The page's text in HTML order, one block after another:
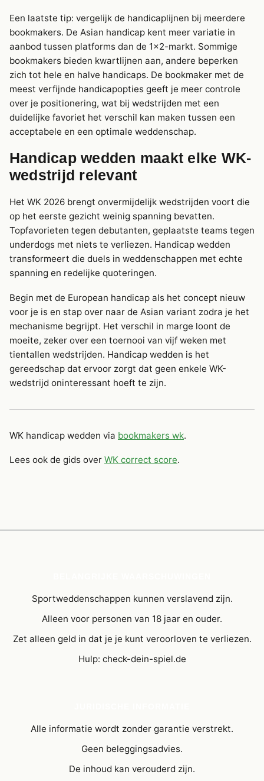
Een laatste tip: vergelijk de handicaplijnen bij meerdere
bookmakers. De Asian handicap kent meer variatie in
aanbod tussen platforms dan de 1×2-markt. Sommige
bookmakers bieden kwartlijnen aan, andere beperken
zich tot hele en halve handicaps. De bookmaker met de
meest verfijnde handicapopties geeft je meer controle
over je positionering, wat bij wedstrijden met een
duidelijke favoriet het verschil kan maken tussen een
acceptabele en een optimale weddenschap.
Handicap wedden maakt elke WK-
wedstrijd relevant
Het WK 2026 brengt onvermijdelijk wedstrijden voort die
op het eerste gezicht weinig spanning bevatten.
Topfavorieten tegen debutanten, geplaatste teams tegen
underdogs met niets te verliezen. Handicap wedden
transformeert die duels in weddenschappen met echte
spanning en redelijke quoteringen.
Begin met de European handicap als het concept nieuw
voor je is en stap over naar de Asian variant zodra je het
mechanisme begrijpt. Het verschil in marge loont de
moeite, zeker over een toernooi van vijf weken met
tientallen wedstrijden. Handicap wedden is het
gereedschap dat ervoor zorgt dat geen enkele WK-
wedstrijd oninteressant hoeft te zijn.
WK handicap wedden via bookmakers wk.
Lees ook de gids over WK correct score.
Sportweddenschappen kunnen verslavend zijn.
Alleen voor personen van 18 jaar en ouder.
Zet alleen geld in dat je je kunt veroorloven te verliezen.
Hulp: check-dein-spiel.de
Alle informatie wordt zonder garantie verstrekt.
Geen beleggingsadvies.
De inhoud kan verouderd zijn.